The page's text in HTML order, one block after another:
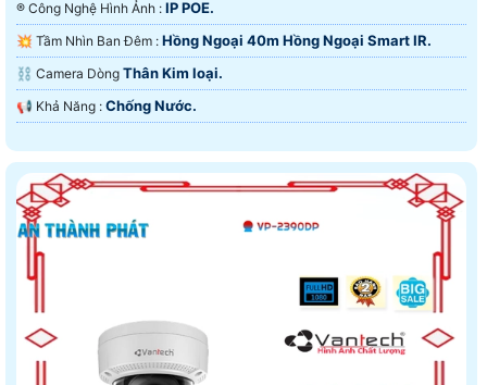
®️ Công Nghệ Hình Ảnh : IP POE.
💥 Tầm Nhìn Ban Đêm : Hồng Ngoại 40m Hồng Ngoại Smart IR.
⛓ Camera Dòng Thân Kim loại.
️📢 Khả Năng : Chống Nước.